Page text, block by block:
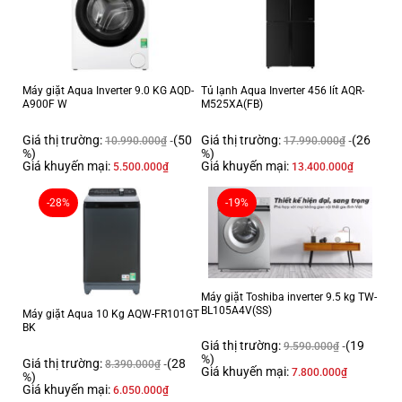
Hiệu suất sử dụng điện:
23.85 Wh/kg
Loại Inverter:
Công nghệ Inverter
Chương trình giặt:
Đồ tinh xảo
Vải bông
Làm mới quần áo bằng hơi nước
Giặt tay + đồ len
Giặt nhanh 14 phút
Giặt ngừa dị ứng
Máy giặt Aqua Inverter 9.0 KG AQD-
A900F W
Giá thị trường: 10.990.000₫ (50
%)
Giá khuyến mại: 5.500.000₫
Tủ lạnh Aqua Inverter 456 lít AQR-
M525XA(FB)
Giá thị trường: 17.990.000₫ (26
%)
Giá khuyến mại: 13.400.000₫
-28%
Máy giặt Aqua 10 Kg AQW-FR101GT
BK
Giá thị trường: 8.390.000₫ (28
%)
Giá khuyến mại: 6.050.000₫
-19%
Máy giặt Toshiba inverter 9.5 kg TW-
BL105A4V(SS)
Giá thị trường: 9.590.000₫ (19
%)
Giá khuyến mại: 7.800.000₫